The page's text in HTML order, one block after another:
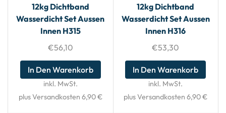
12kg Dichtband
Wasserdicht Set Aussen
Innen H315
€56,10
In Den Warenkorb
inkl. MwSt.
plus Versandkosten 6,90 €
12kg Dichtband
Wasserdicht Set Aussen
Innen H316
€53,30
In Den Warenkorb
inkl. MwSt.
plus Versandkosten 6,90 €